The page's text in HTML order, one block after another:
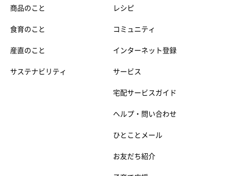
商品のこと
食育のこと
産直のこと
サステナビリティ
レシピ
コミュニティ
インターネット登録
サービス
宅配サービスガイド
ヘルプ・問い合わせ
ひとことメール
お友だち紹介